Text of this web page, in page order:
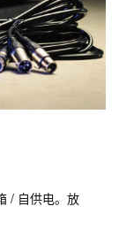
/ 自供电。放